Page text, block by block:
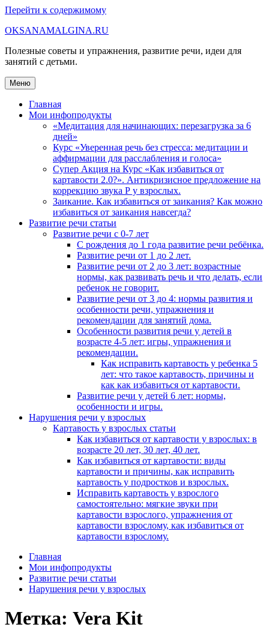
Перейти к содержимому
OKSANAMALGINA.RU
Полезные советы и упражнения, развитие речи, идеи для
занятий с детьми.
Меню
Главная
Мои инфопродукты
«Медитация для начинающих: перезагрузка за 6
дней»
Курс «Уверенная речь без стресса: медитации и
аффирмации для расслабления и голоса»
Супер Акция на Курс «Как избавиться от
картавости 2.0?». Антикризисное предложение на
коррекцию звука Р у взрослых.
Заикание. Как избавиться от заикания? Как можно
избавиться от заикания навсегда?
Развитие речи статьи
Развитие речи с 0-7 лет
С рождения до 1 года развитие речи ребёнка.
Развитие речи от 1 до 2 лет.
Развитие речи от 2 до 3 лет: возрастные
нормы, как развивать речь и что делать, если
ребенок не говорит.
Развитие речи от 3 до 4: нормы развития и
особенности речи, упражнения и
рекомендации для занятий дома.
Особенности развития речи у детей в
возрасте 4-5 лет: игры, упражнения и
рекомендации.
Как исправить картавость у ребенка 5
лет: что такое картавость, причины и
как как избавиться от картавости.
Развитие речи у детей 6 лет: нормы,
особенности и игры.
Нарушения речи у взрослых
Картавость у взрослых статьи
Как избавиться от картавости у взрослых: в
возрасте 20 лет, 30 лет, 40 лет.
Как избавиться от картавости: виды
картавости и причины, как исправить
картавость у подростков и взрослых.
Исправить картавость у взрослого
самостоятельно: мягкие звуки при
картавости взрослого, упражнения от
картавости взрослому, как избавиться от
картавости взрослому.
Главная
Мои инфопродукты
Развитие речи статьи
Нарушения речи у взрослых
Метка: Vera Kit